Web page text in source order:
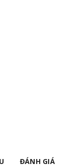
ĐÁNH GIÁ